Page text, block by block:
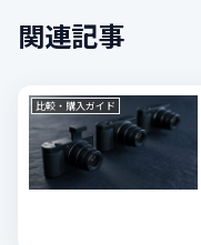
関連記事
比較・購入ガイド